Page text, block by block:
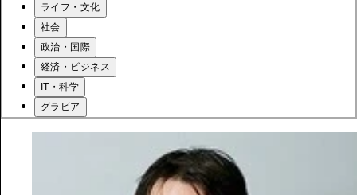
ライフ・文化
社会
政治・国際
経済・ビジネス
IT・科学
グラビア